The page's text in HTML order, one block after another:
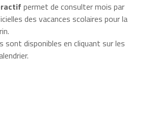
permet de consulter mois par
des vacances scolaires pour la
sont disponibles en cliquant sur les